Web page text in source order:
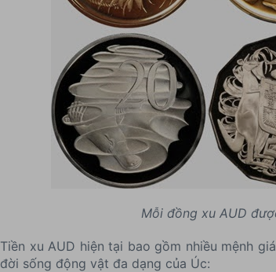
Mỗi đồng xu AUD
Tiền xu AUD hiện tại bao gồm nhiều mệnh
đời sống động vật đa dạng của Úc: